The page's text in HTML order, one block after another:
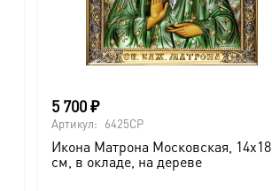
5 700₽
Артикул: 6425CP
Икона Матрона Московская, 14х18
см, в окладе, на дереве